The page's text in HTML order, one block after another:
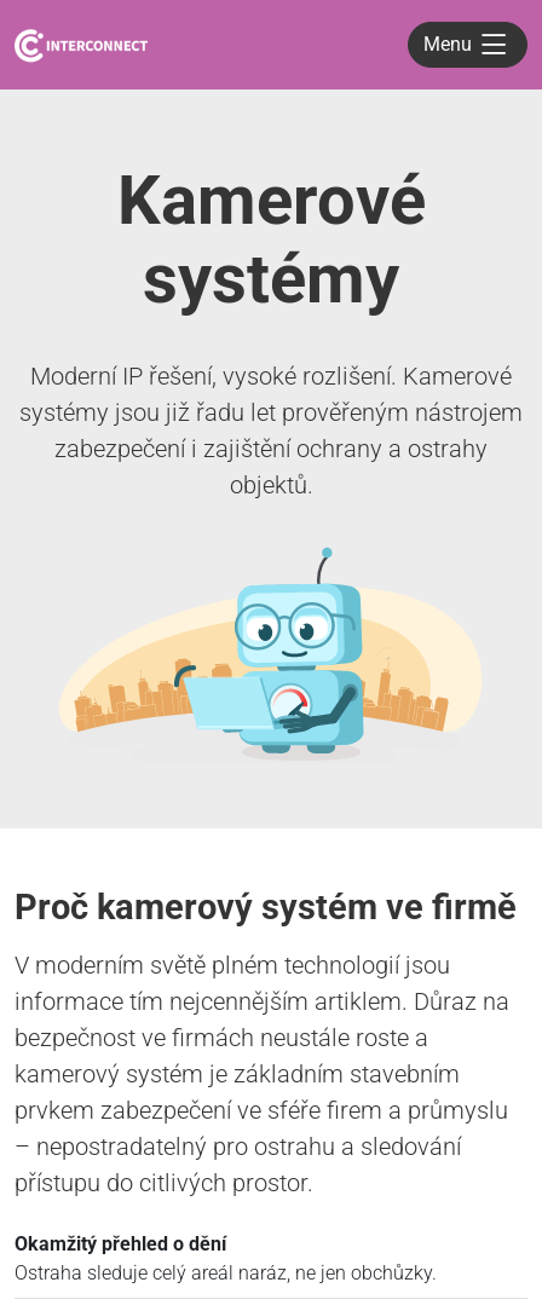
Menu
Kamerové
systémy
Moderní IP řešení, vysoké rozlišení. Kamerové
systémy jsou již řadu let prověřeným nástrojem
zabezpečení i zajištění ochrany a ostrahy
objektů.
Proč kamerový systém ve firmě
V moderním světě plném technologií jsou
informace tím nejcennějším artiklem. Důraz na
bezpečnost ve firmách neustále roste a
kamerový systém je základním stavebním
prvkem zabezpečení ve sféře firem a průmyslu
– nepostradatelný pro ostrahu a sledování
přístupu do citlivých prostor.
Okamžitý přehled o dění
Ostraha sleduje celý areál naráz, ne jen obchůzky.